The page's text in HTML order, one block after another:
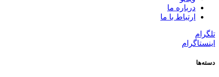
درباره ما
ارتباط با ما
تلگرام
اینستاگرام
دسته‌ها